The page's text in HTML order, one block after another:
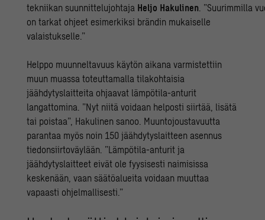
tekniikan suunnittelujohtaja Heljo Hakulinen . ”Suurimmilla
on tarkat ohjeet esimerkiksi brändin mukaiselle
valaistukselle.”
Helppo muunneltavuus käytön aikana varmistettiin
muun muassa toteuttamalla tilakohtaisia
jäähdytyslaitteita ohjaavat lämpötila-anturit
langattomina. ”Nyt niitä voidaan helposti siirtää, lisätä
tai poistaa”, Hakulinen sanoo. Muuntojoustavuutta
parantaa myös noin 150 jäähdytyslaitteen asennus
tiedonsiirtoväylään. ”Lämpötila-anturit ja
jäähdytyslaitteet eivät ole fyysisesti naimisissa
keskenään, vaan säätöalueita voidaan muuttaa
vapaasti ohjelmallisesti.”